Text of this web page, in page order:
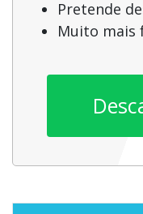
Pretende
Muito mais